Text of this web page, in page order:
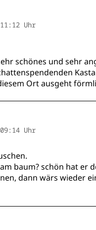
Uhr
schönes und sehr
Ort ausgeht
Uhr
baum? schön hat er
dann wärs wieder